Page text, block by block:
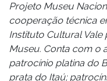
Projeto Museu
cooperação técnica
Instituto Cultural
Museu. Conta com o
patrocínio platina do
prata do Itaú;